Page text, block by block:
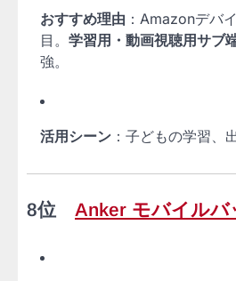
おすすめ理由 ：Amazonデバ
目。 学習用・動画視聴用サブ
強。
活用シーン ：子どもの学習、
8位 Anker モバイルバ